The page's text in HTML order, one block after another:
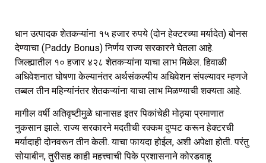
धान उत्पादक शेतकऱ्यांना १५ हजार रुपये (दोन हेक्टरच्या मर्यादेत) बोनस
देण्याचा (Paddy Bonus) निर्णय राज्य सरकारने घेतला आहे.
जिल्ह्यातील १० हजार ४२८ शेतकऱ्यांना याचा लाभ मिळेल. हिवाळी
अधिवेशनात घोषणा केल्यानंतर अर्थसंकल्पीय अधिवेशन संपल्यावर म्हणजे
तब्बल तीन महिन्यांनंतर शेतकऱ्यांना याचा लाभ मिळण्याची शक्यता आहे.
मागील वर्षी अतिवृष्टीमुळे धानासह इतर पिकांचेही मोठ्या प्रमाणात
नुकसान झाले. राज्य सरकारने मदतीची रक्कम दुप्पट करून हेक्टरची
मर्यादाही दोनवरून तीन केली. याचा फायदा होईल, अशी अपेक्षा होती. परंतु
सोयाबीन, तुरीसह काही महत्त्वाची पिके प्रशासनाने कोरडवाहू